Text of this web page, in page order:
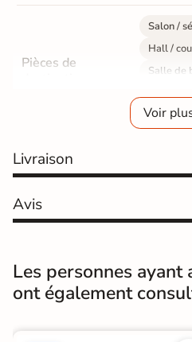
Pièces de
Salon /
Hall /
Salle de
Sol
Fabrication
Résistance à
Masse colorée Oui
Voir
Livraison
Avis
Les personnes
ont également